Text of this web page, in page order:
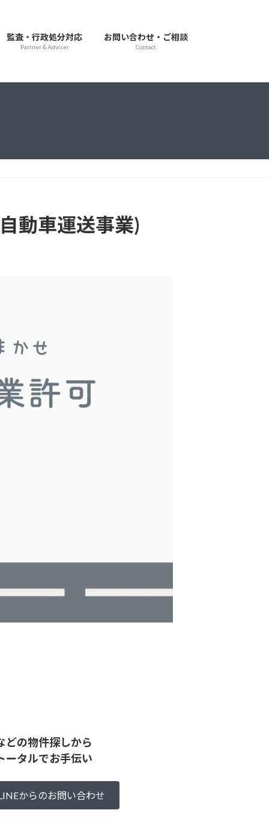
監査・行政処分対応
Partner＆Adviser
お問い合わせ・ご相談
Contact
動車運送事業)
どの物件探しから
ータルでお手伝い
からのお問い合わせ